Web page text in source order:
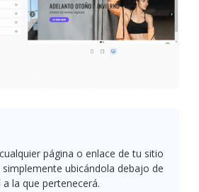
página o enlace de tu sitio
ubicándola debajo de
la que pertenecerá.